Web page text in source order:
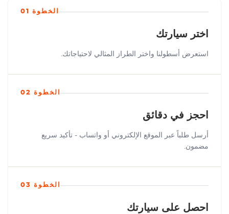
الخطوة 01
اختر سيارتك
استعرض أسطولنا واختر الطراز المثالي لاحتياجاتك.
الخطوة 02
احجز في دقائق
أرسل طلباً عبر الموقع الإلكتروني أو واتساب - تأكيد سريع
مضمون.
الخطوة 03
احصل على سيارتك